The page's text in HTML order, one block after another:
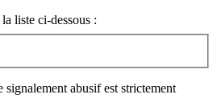
liste ci-dessous :
abusif est strictement